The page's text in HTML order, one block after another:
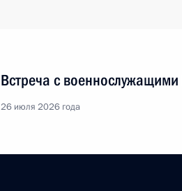
Встреча с
26 июля 2026 года